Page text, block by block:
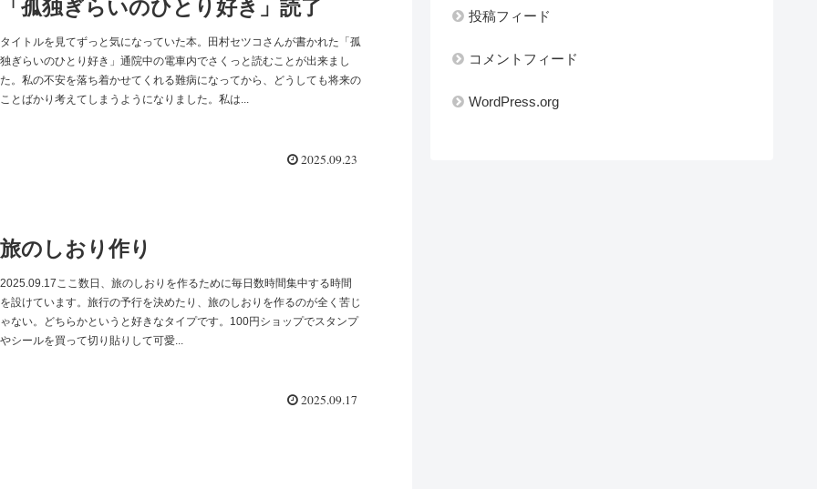
「孤独ぎらいのひとり好き」読了
タイトルを見てずっと気になっていた本。田村セツコさんが書かれた「孤
独ぎらいのひとり好き」通院中の電車内でさくっと読むことが出来まし
た。私の不安を落ち着かせてくれる難病になってから、どうしても将来の
ことばかり考えてしまうようになりました。私は...
2025.09.23
旅のしおり作り
2025.09.17ここ数日、旅のしおりを作るために毎日数時間集中する時間
を設けています。旅行の予行を決めたり、旅のしおりを作るのが全く苦じ
ゃない。どちらかというと好きなタイプです。100円ショップでスタンプ
やシールを買って切り貼りして可愛...
2025.09.17
投稿フィード
コメントフィード
WordPress.org